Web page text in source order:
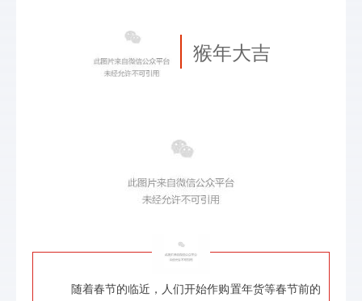
猴年大吉
随着春节的临近，人们开始作购置年货等春节前的